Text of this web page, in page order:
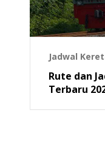
Jadwal
Rute dan
Terbaru